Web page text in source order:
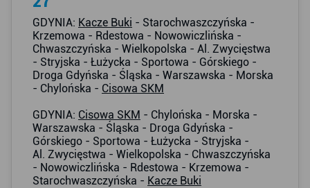
GDYNIA: Kacze Buki - Starochwaszczyńska -
Krzemowa - Rdestowa - Nowowiczlińska -
Chwaszczyńska - Wielkopolska - Al. Zwycięstwa
- Stryjska - Łużycka - Sportowa - Górskiego -
Droga Gdyńska - Śląska - Warszawska - Morska
- Chylońska - Cisowa SKM
GDYNIA: Cisowa SKM - Chylońska - Morska -
Warszawska - Śląska - Droga Gdyńska -
Górskiego - Sportowa - Łużycka - Stryjska -
Al. Zwycięstwa - Wielkopolska - Chwaszczyńska
- Nowowiczlińska - Rdestowa - Krzemowa -
Starochwaszczyńska - Kacze Buki